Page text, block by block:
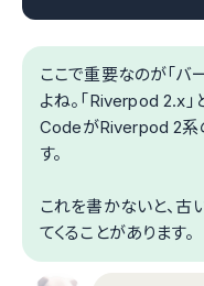
ここで重要なのが「バ
よね。「Riverpod 2.x
CodeがRiverpod 2系
す。
これを書かないと、古
てくることがあります。